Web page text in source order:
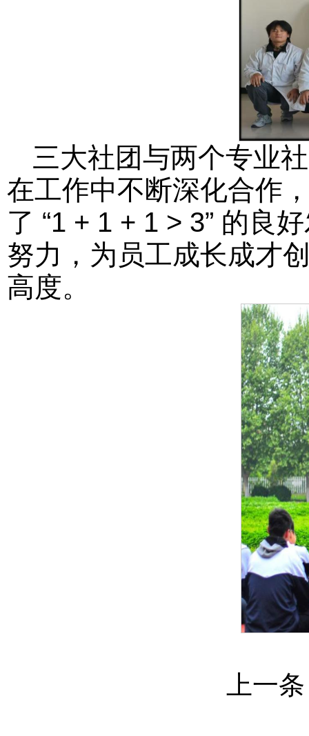
三大社团与两个专业
在工作中不断深化合作
了 “1 + 1 + 1 > 3” 的良
努力，为员工成长成才
高度。
上一